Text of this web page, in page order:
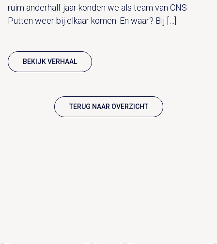
ruim anderhalf jaar konden we als team van CNS
Putten weer bij elkaar komen. En waar? Bij […]
BEKIJK VERHAAL
TERUG NAAR OVERZICHT